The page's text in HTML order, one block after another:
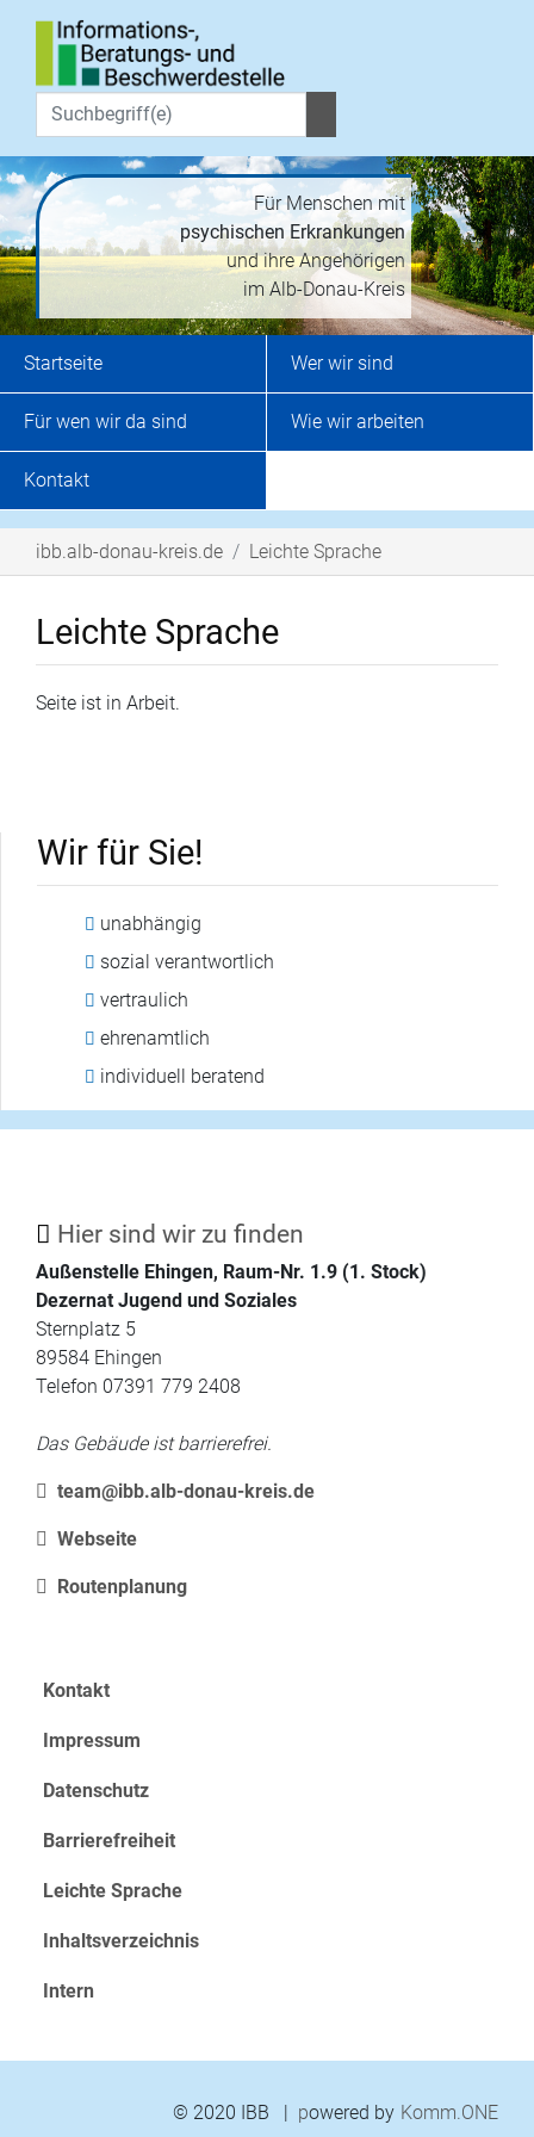
Für Menschen mit
psychischen Erkrankungen
und ihre Angehörigen
im Alb-Donau-Kreis
Startseite Wer wir sind
Für wen wir da sind Wie wir arbeiten
Kontakt
ibb.alb-donau-kreis.de Leichte Sprache
Leichte Sprache
Seite ist in Arbeit.
Wir für Sie!
unabhängig
sozial verantwortlich
vertraulich
ehrenamtlich
individuell beratend
Hier sind wir zu finden
Außenstelle Ehingen, Raum-Nr. 1.9 (1. Stock)
Dezernat Jugend und Soziales
Sternplatz 5
89584 Ehingen
Telefon 07391 779 2408
Das Gebäude ist barrierefrei.
team@ibb.alb-donau-kreis.de
Webseite
Routenplanung
Kontakt
Impressum
Datenschutz
Barrierefreiheit
Leichte Sprache
Inhaltsverzeichnis
Intern
© 2020 IBB | powered by Komm.ONE